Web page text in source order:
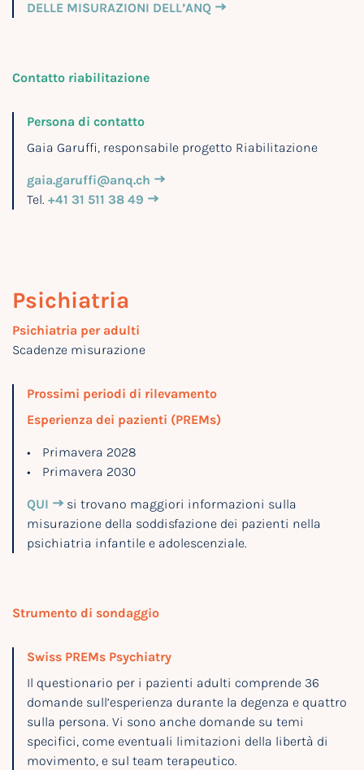
DELLE MISURAZIONI DELL’ANQ
Contatto riabilitazione
Persona di contatto
Gaia Garuffi, responsabile progetto Riabilitazione
gaia.garuffi@anq.ch
Tel. +41 31 511 38 49
Psi­chia­tria
Psichiatria per adulti
Scadenze misurazione
Prossimi periodi di rilevamento
Esperienza dei pazienti (PREMs)
Primavera 2028
Primavera 2030
QUI
si trovano maggiori informazioni sulla
misurazione della soddisfazione dei pazienti nella
psichiatria infantile e adolescenziale.
Strumento di sondaggio
Swiss PREMs Psychiatry
Il questionario per i pazienti adulti comprende 36
domande sull’esperienza durante la degenza e quattro
sulla persona. Vi sono anche domande su temi
specifici, come eventuali limitazioni della libertà di
movimento, e sul team terapeutico.